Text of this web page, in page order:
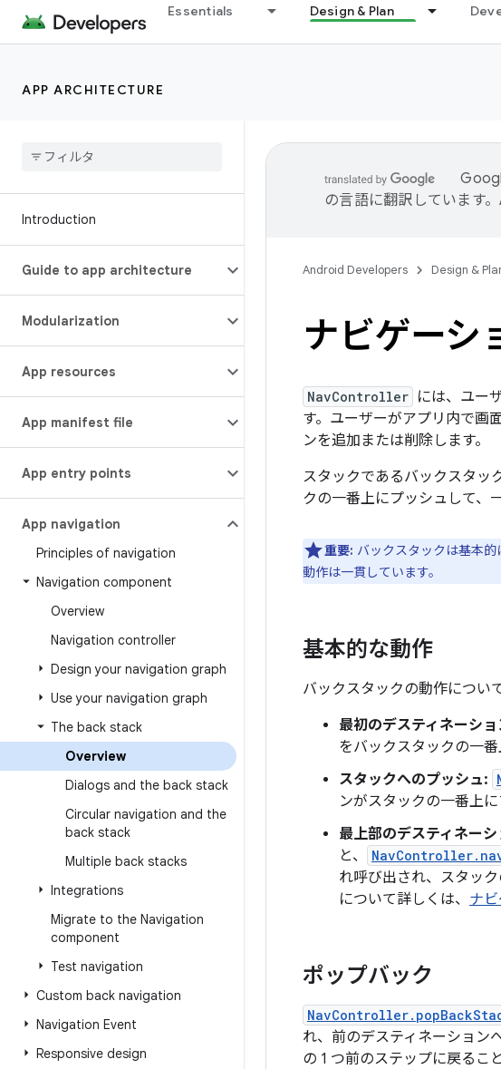
Essentials Design & Plan
APP ARCHITECTURE
Introduction
Guide to app architecture
Modularization
App resources
App manifest file
App entry points
App navigation
Principles of navigation
Navigation component
Overview
Navigation controller
Design your navigation graph
Use your navigation graph
The back stack
Overview
Dialogs and the back stack
Circular navigation and the
back stack
Multiple back stacks
Integrations
Migrate to the Navigation
component
Test navigation
Custom back navigation
Navigation Event
Responsive design
の言語に翻訳しています
Android Developers Design &
ナビゲーシ
NavController には、ユー
す。ユーザーがアプリ内で画
ンを追加または削除します。
スタックであるバックスタッ
クの一番上にプッシュして、
重要: バックスタックは基本的
動作は一貫しています。
基本的な動作
バックスタックの動作につい
最初のデスティネーショ
をバックスタックの一番
スタックへのプッシュ:
ンがスタックの一番上に
最上部のデスティネー
と、
れ呼び出され、スタッ
について詳しくは、 ナ
ポップバック
れ、前のデスティネーション
の 1 つ前のステップに戻るこ